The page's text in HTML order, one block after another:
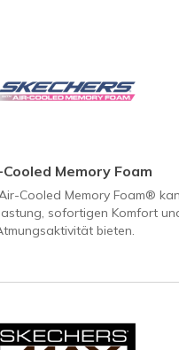
Memory Foam
Cooled Memory Foam®
sofortigen Komfort
bieten.